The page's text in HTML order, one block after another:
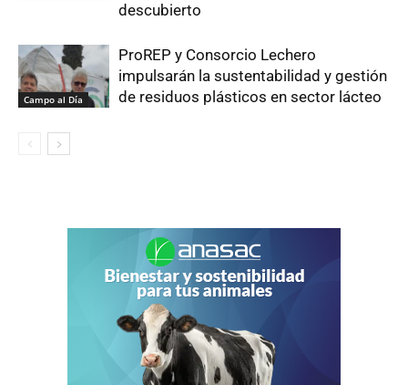
descubierto
Campo al Día
ProREP y Consorcio Lechero
impulsarán la sustentabilidad y gestión
de residuos plásticos en sector lácteo